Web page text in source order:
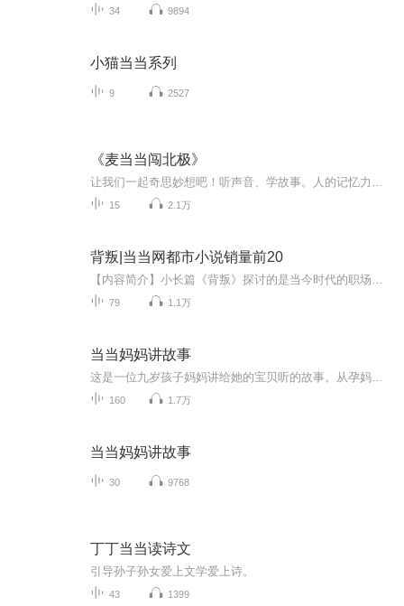
34 9894
小猫当当系列
9 2527
《麦当当闯北极》
15 2.1万
背叛|当当网都市小说销量前20
79 1.1万
当当妈妈讲故事
160 1.7万
当当妈妈讲故事
30 9768
丁丁当当读诗文
引导孙子孙女爱上文学爱上诗。
43 1399